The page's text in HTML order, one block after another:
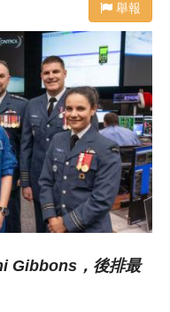
舉報
Gibbons，後排最